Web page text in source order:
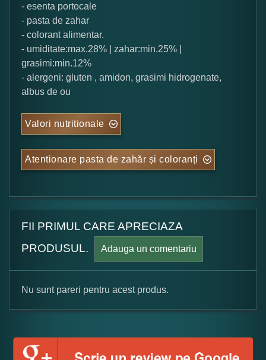
- esenta portocale
- pasta de zahar
- colorant alimentar.
- umiditate:max.28% | zahar:min.25% |
grasimi:min.12%
- alergeni: gluten , amidon, grasimi hidrogenate,
albus de ou
Valori nutritionale
Atentionare pasta de zahăr și coloranți
FII PRIMUL CARE APRECIAZA
PRODUSUL.
Adauga un comentariu
Formular pareri client
Numele dumneavoastra:
Nu sunt pareri pentru acest produs.